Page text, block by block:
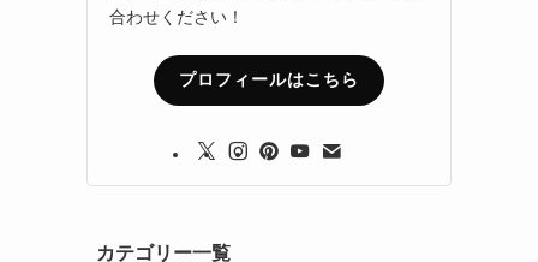
合わせください！
プロフィールはこちら
カテゴリー一覧